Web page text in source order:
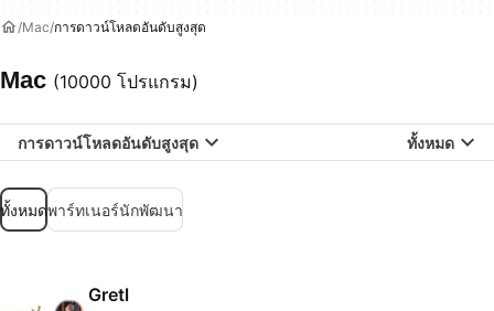
Mac การดาวน์โหลดอันดับสูงสุด
Mac (10000 โปรแกรม)
การดาวน์โหลดอันดับสูงสุด ทั้งหมด
ทั้งหมดพาร์ทเนอร์นักพัฒนา
Gretl